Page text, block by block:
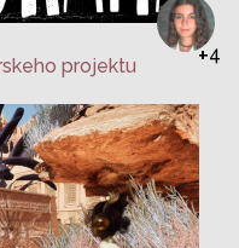
+4
projektu